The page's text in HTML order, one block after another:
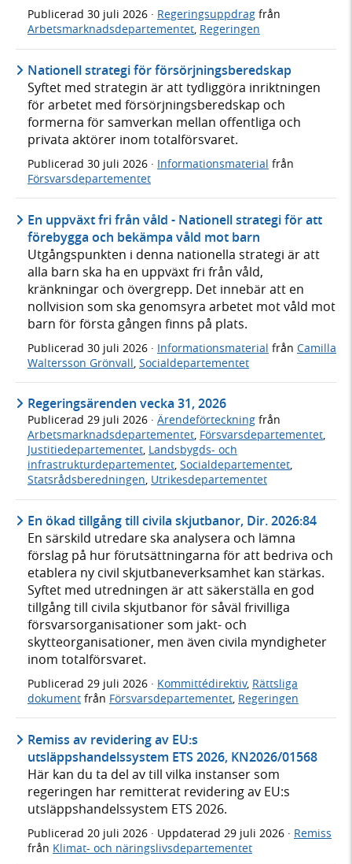
Publicerad 30 juli 2026 · Regeringsuppdrag från
Arbetsmarknadsdepartementet, Regeringen
Nationell strategi för försörjningsberedskap
Syftet med strategin är att tydliggöra inriktningen
för arbetet med försörjningsberedskap och
formerna för samverkan mellan offentliga och
privata aktörer inom totalförsvaret.
Publicerad 30 juli 2026 · Informationsmaterial från
Försvarsdepartementet
En uppväxt fri från våld - Nationell strategi för att
förebygga och bekämpa våld mot barn
Utgångspunkten i denna nationella strategi är att
alla barn ska ha en uppväxt fri från våld,
kränkningar och övergrepp. Det innebär att en
nollvision som ska genomsyra arbetet mot våld mot
barn för första gången finns på plats.
Publicerad 30 juli 2026 · Informationsmaterial från Camilla
Waltersson Grönvall Socialdepartementet
Regeringsärenden vecka 31, 2026
Publicerad 29 juli 2026 · Ärendeförteckning från
Arbetsmarknadsdepartementet, Försvarsdepartementet,
Justitiedepartementet, Landsbygds- och
infrastrukturdepartementet, Socialdepartementet,
Statsrådsberedningen, Utrikesdepartementet
En ökad tillgång till civila skjutbanor, Dir. 2026:84
En särskild utredare ska analysera och lämna
förslag på hur förutsättningarna för att bedriva och
etablera ny civil skjutbaneverksamhet kan stärkas.
Syftet med utredningen är att säkerställa en god
tillgång till civila skjutbanor för såväl frivilliga
försvarsorganisationer som jakt- och
skytteorganisationer, men även civila myndigheter
inom totalförsvaret.
Publicerad 29 juli 2026 · Kommittédirektiv, Rättsliga
dokument från Försvarsdepartementet, Regeringen
Remiss av revidering av EU:s
utsläppshandelssystem ETS 2026, KN2026/01568
Här kan du ta del av till vilka instanser som
regeringen har remitterat revidering av EU:s
utsläppshandelssystem ETS 2026.
Publicerad 20 juli 2026 · Uppdaterad 29 juli 2026 · Remiss
från Klimat- och näringslivsdepartementet